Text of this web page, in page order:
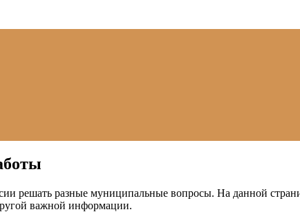
решать разные муниципальные вопросы. На данной
важной информации.